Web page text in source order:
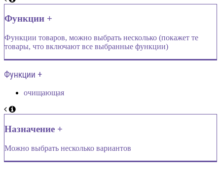
Функции +
Функции товаров, можно выбрать несколько (покажет те
товары, что включают все выбранные функции)
Функции +
очищающая
Назначение +
Можно выбрать несколько вариантов